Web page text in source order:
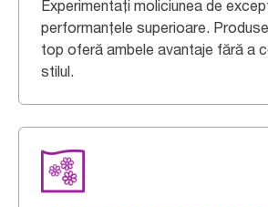
Experimentați moliciunea de
performanțele superioare.
top oferă ambele avantaje fără a
stilul.